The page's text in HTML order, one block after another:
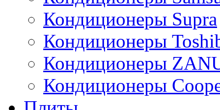
Кондиционеры Supra
Кондиционеры
Кондиционеры
Кондиционеры